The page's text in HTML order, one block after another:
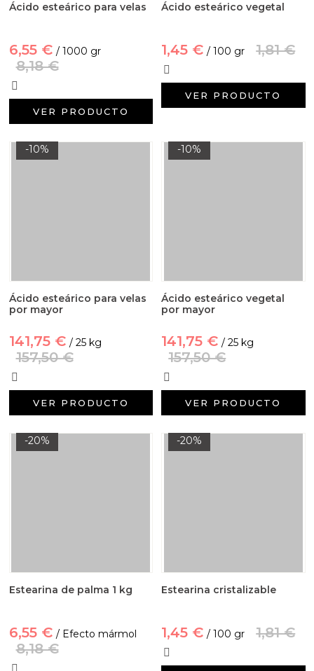
Ácido esteárico para velas
6,55 € / 1000 gr
8,18 €
VER PRODUCTO
Ácido esteárico vegetal
1,45 € / 100 gr 1,81 €
VER PRODUCTO
-10%
Ácido esteárico para velas
por mayor
141,75 € / 25 kg
157,50 €
VER PRODUCTO
-10%
Ácido esteárico vegetal
por mayor
141,75 € / 25 kg
157,50 €
VER PRODUCTO
-20%
Estearina de palma 1 kg
6,55 € / Efecto mármol
8,18 €
-20%
Estearina cristalizable
1,45 € / 100 gr 1,81 €